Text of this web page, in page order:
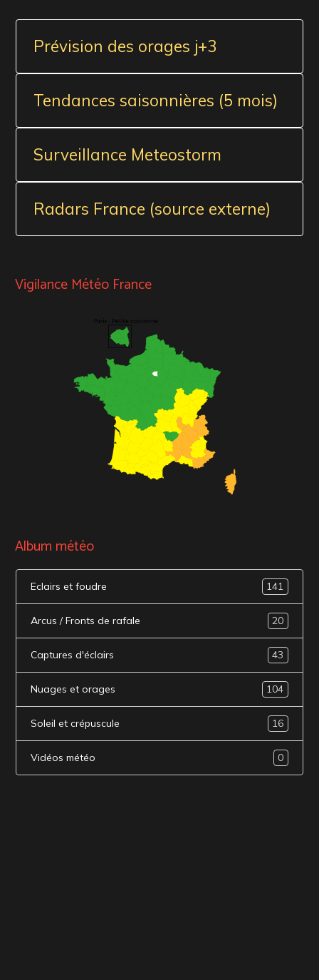
Prévision des orages j+3
Tendances saisonnières (5 mois)
Surveillance Meteostorm
Radars France (source externe)
Vigilance Météo France
Album météo
Eclairs et foudre 141
Arcus / Fronts de rafale 20
Captures d'éclairs 43
Nuages et orages 104
Soleil et crépuscule 16
Vidéos météo 0